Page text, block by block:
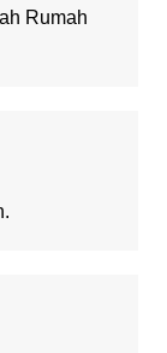
Rumah